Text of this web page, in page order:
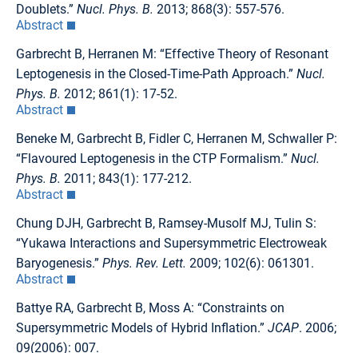
Doublets.” Nucl. Phys. B. 2013; 868(3): 557-576.
Abstract
Garbrecht B, Herranen M: “Effective Theory of Resonant
Leptogenesis in the Closed-Time-Path Approach.” Nucl.
Phys. B. 2012; 861(1): 17-52.
Abstract
Beneke M, Garbrecht B, Fidler C, Herranen M, Schwaller P:
“Flavoured Leptogenesis in the CTP Formalism.” Nucl.
Phys. B. 2011; 843(1): 177-212.
Abstract
Chung DJH, Garbrecht B, Ramsey-Musolf MJ, Tulin S:
“Yukawa Interactions and Supersymmetric Electroweak
Baryogenesis.” Phys. Rev. Lett. 2009; 102(6): 061301.
Abstract
Battye RA, Garbrecht B, Moss A: “Constraints on
Supersymmetric Models of Hybrid Inflation.” JCAP. 2006;
09(2006): 007.